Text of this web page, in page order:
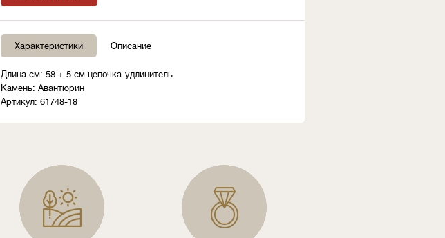
Характеристики Описание
Длина см: 58 + 5 см цепочка-удлинитель
Камень: Авантюрин
Артикул: 61748-18